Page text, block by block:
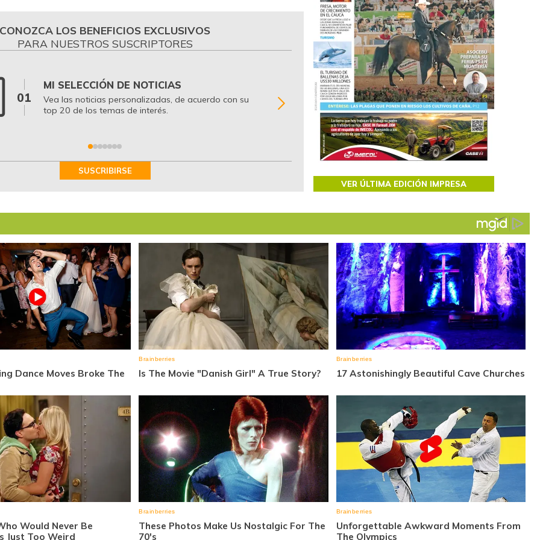
CONOZCA LOS BENEFICIOS EXCLUSIVOS
PARA NUESTROS SUSCRIPTORES
01
MI SELECCIÓN DE NOTICIAS
Vea las noticias personalizadas, de acuerdo con su
top 20 de los temas de interés.
02
BITÁCORA EMPRESARIAL 10.000 LR
Recopilación clasificada por sectores
regiones del comportamiento general y
de las 10.000 primeras empresas en ventas
Colombia.
SUSCRIBIRSE
VER ÚLTIMA EDICIÓN IMPRESA